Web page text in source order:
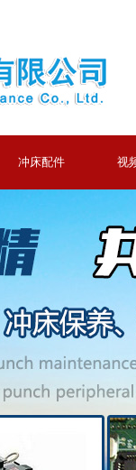
冲床配件 视